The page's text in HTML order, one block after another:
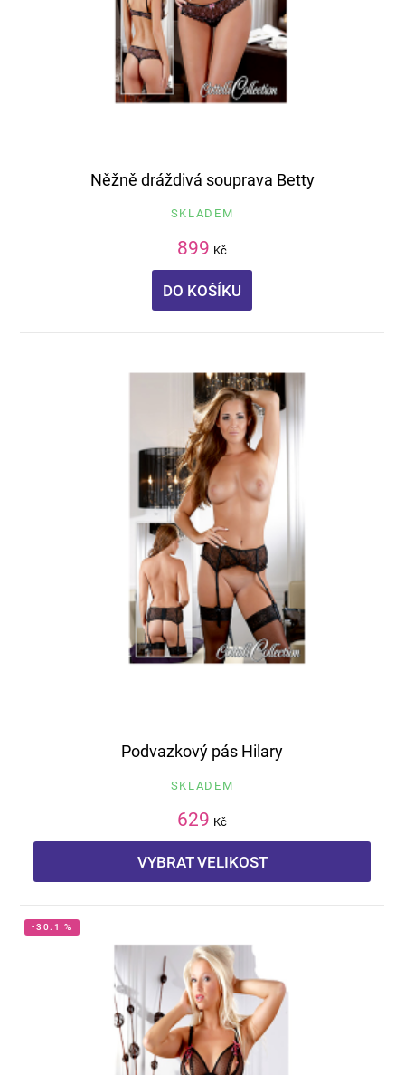
Něžně dráždivá souprava Betty
SKLADEM
899 Kč
DO KOŠÍKU
Podvazkový pás Hilary
SKLADEM
629 Kč
VYBRAT VELIKOST
-30.1 %